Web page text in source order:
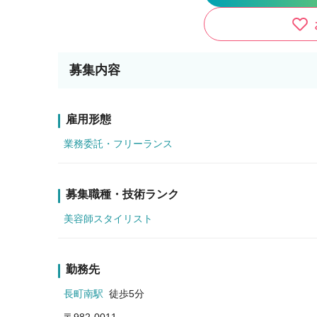
募集内容
雇用形態
業務委託・フリーランス
募集職種・技術ランク
美容師スタイリスト
勤務先
長町南駅 徒歩5分